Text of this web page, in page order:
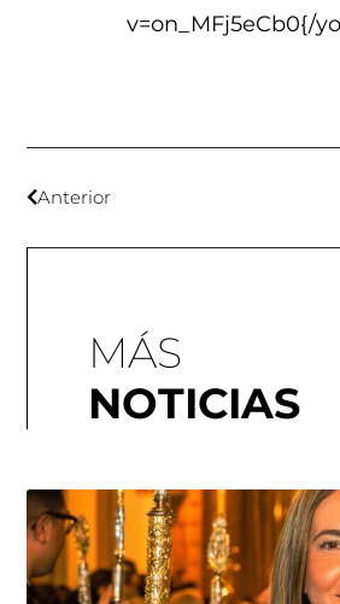
v=on_MFj5eCb0{/
Anterior
MÁS
NOTICIAS